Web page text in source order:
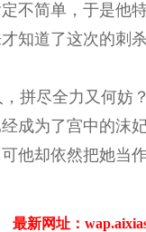
不简单，于是他
知道了这次的刺杀
拼尽全力又何妨
成为了宫中的沫
他却依然把她当
新网址：